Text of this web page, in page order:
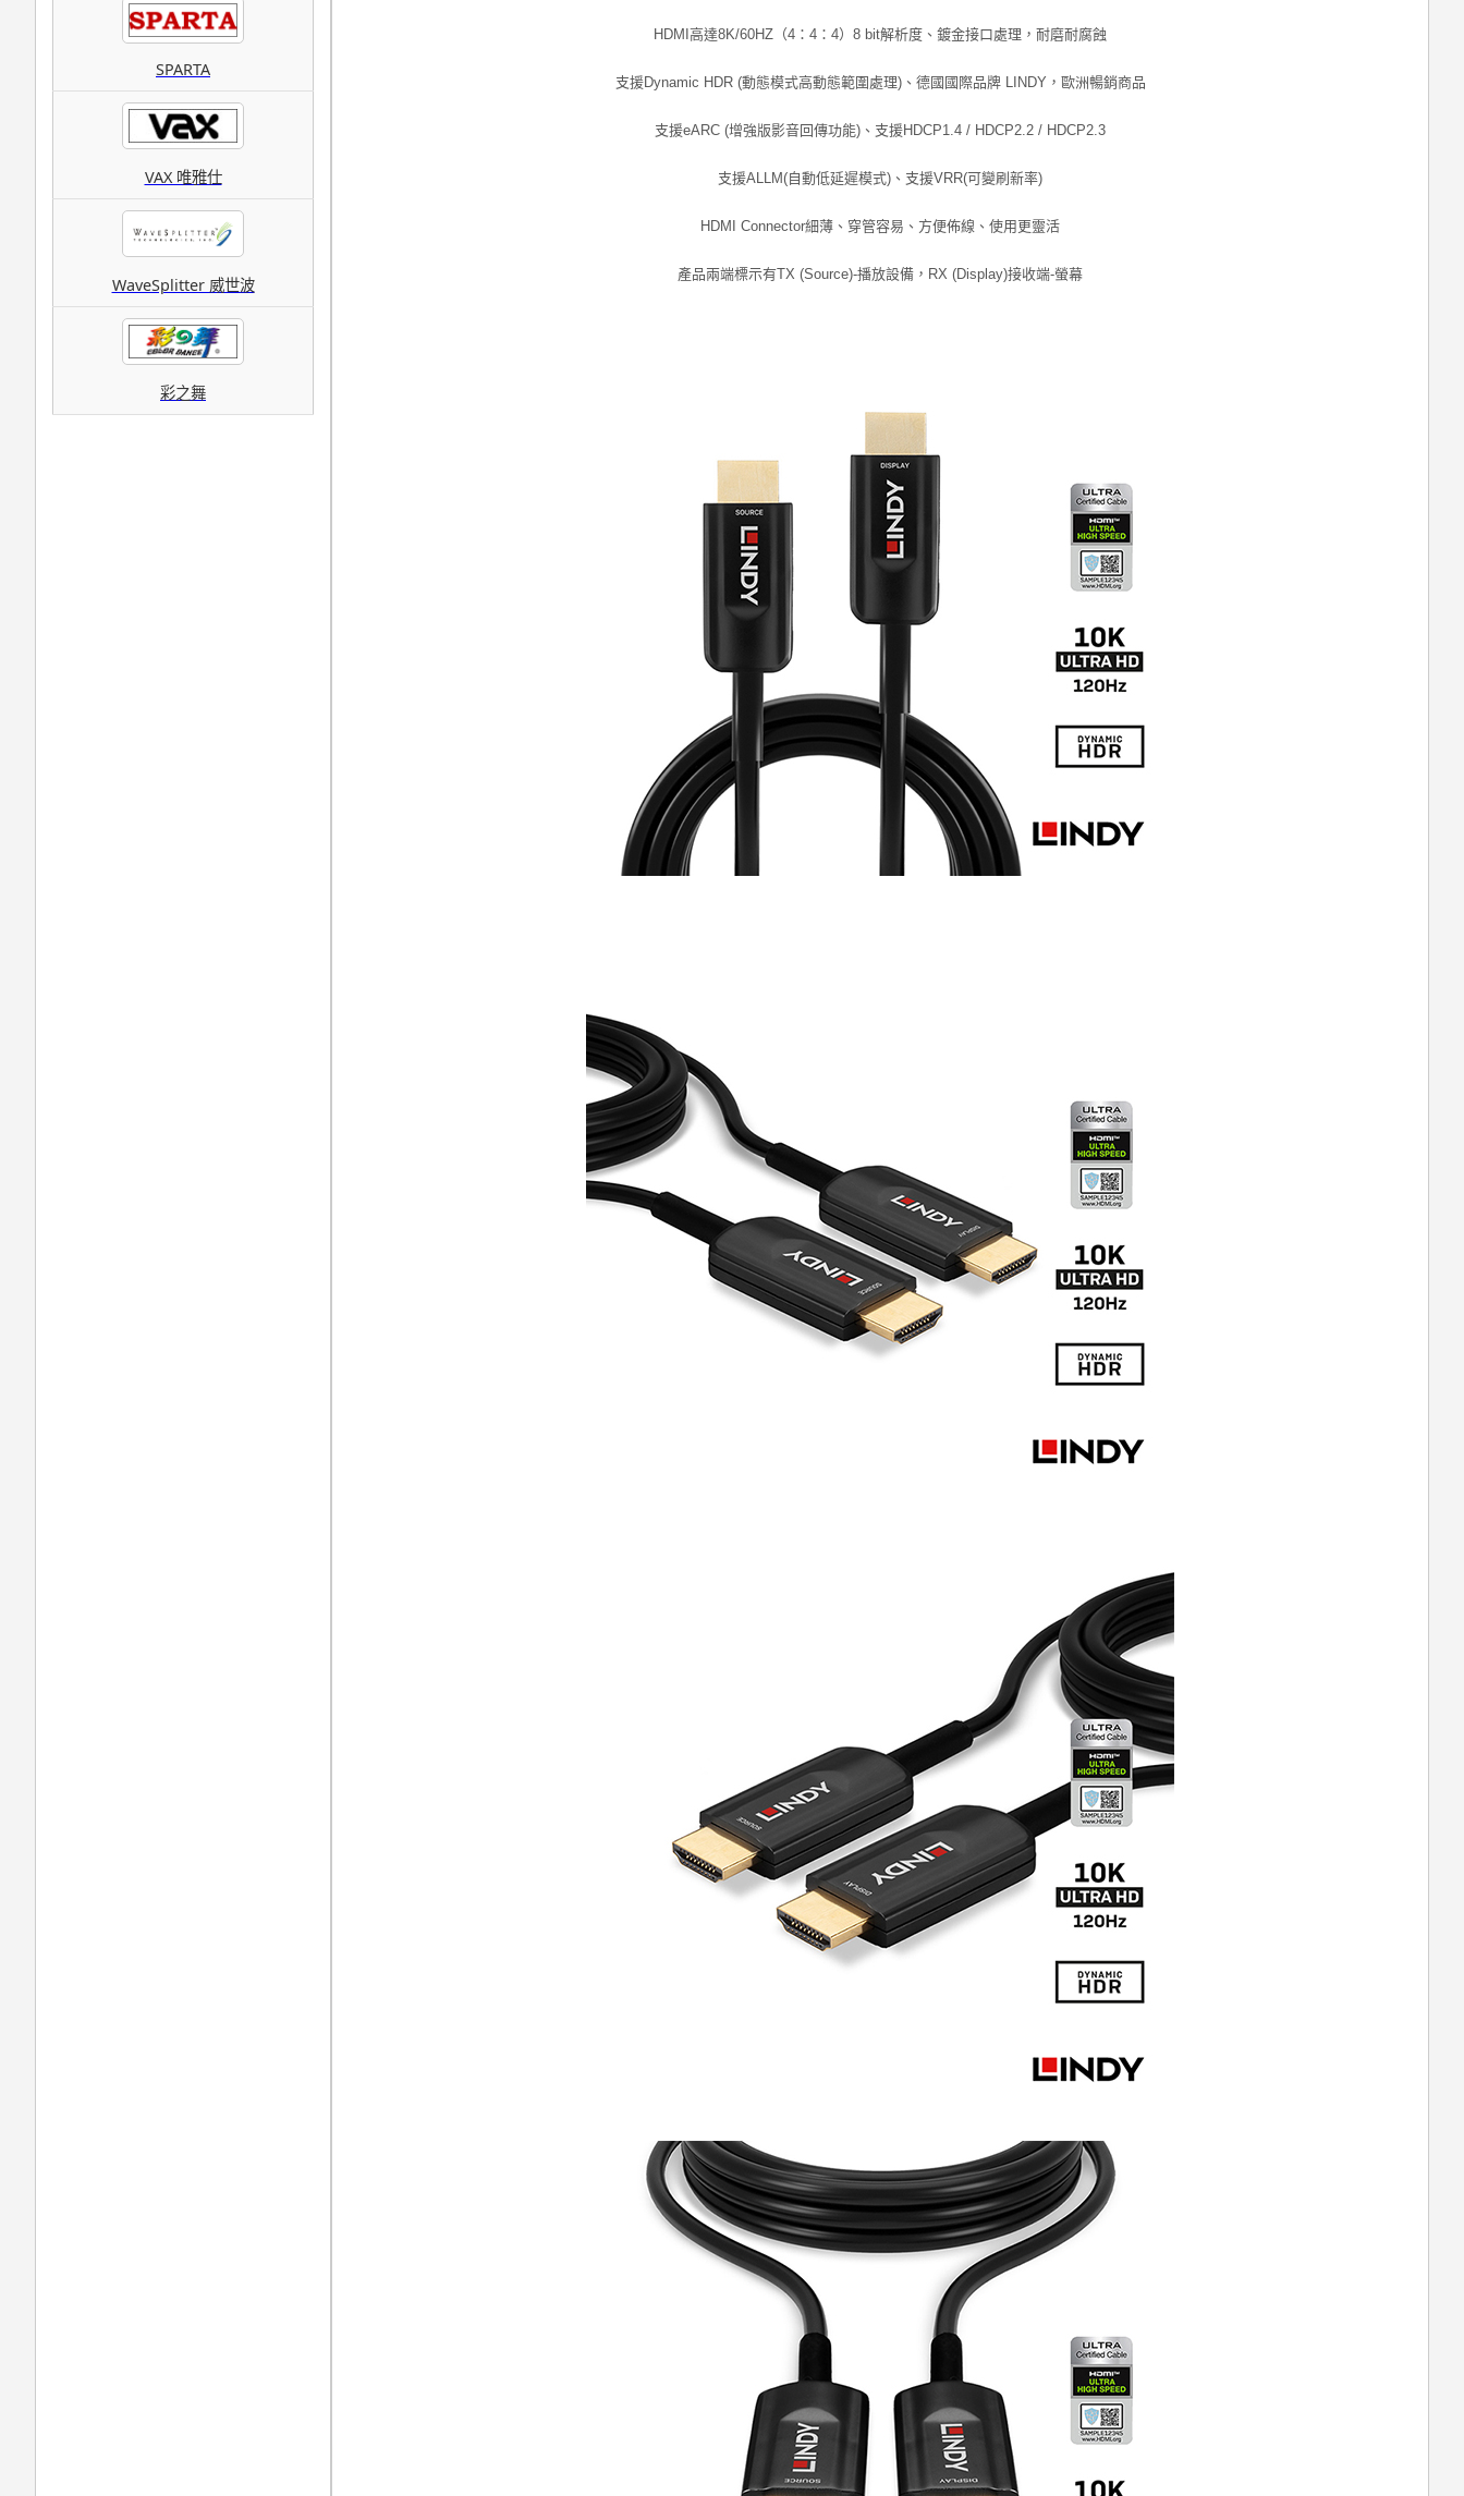
SPARTA
VAX 唯雅仕
WaveSplitter 威世波
彩之舞
HDMI高達8K/60HZ（4：4：4）8 bit解析度、鍍金接口處理，耐磨耐腐蝕
支援Dynamic HDR (動態模式高動態範圍處理)、德國國際品牌 LINDY，歐洲暢銷商品
支援eARC (增強版影音回傳功能)、支援HDCP1.4 / HDCP2.2 / HDCP2.3
支援ALLM(自動低延遲模式)、支援VRR(可變刷新率)
HDMI Connector細薄、穿管容易、方便佈線、使用更靈活
產品兩端標示有TX (Source)-播放設備，RX (Display)接收端-螢幕